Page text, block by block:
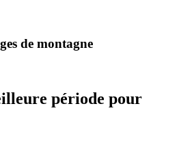
de montagne
période pour